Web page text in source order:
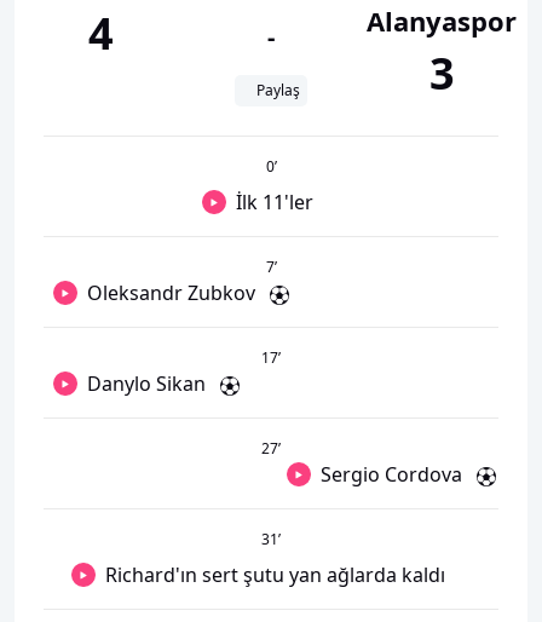
4 -
Paylaş
Alanyaspor
3
0’
İlk 11'ler
7’
Oleksandr Zubkov
17’
Danylo Sikan
27’
Sergio Cordova
31’
Richard'ın sert şutu yan ağlarda kaldı